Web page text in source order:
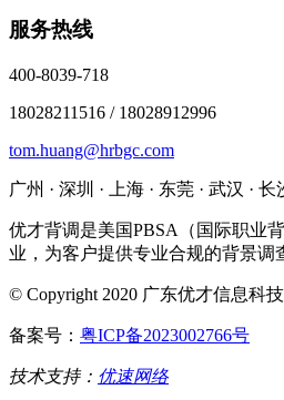
服务热线
400-8039-718
18028211516 / 18028912996
tom.huang@hrbgc.com
广州 · 深圳 · 上海 · 东莞 · 武汉 · 长
优才背调是美国PBSA（国际职业
业，为客户提供专业合规的背景调
© Copyright 2020 广东优才信息科
备案号： 粤ICP备2023002766号
技术支持： 优速网络